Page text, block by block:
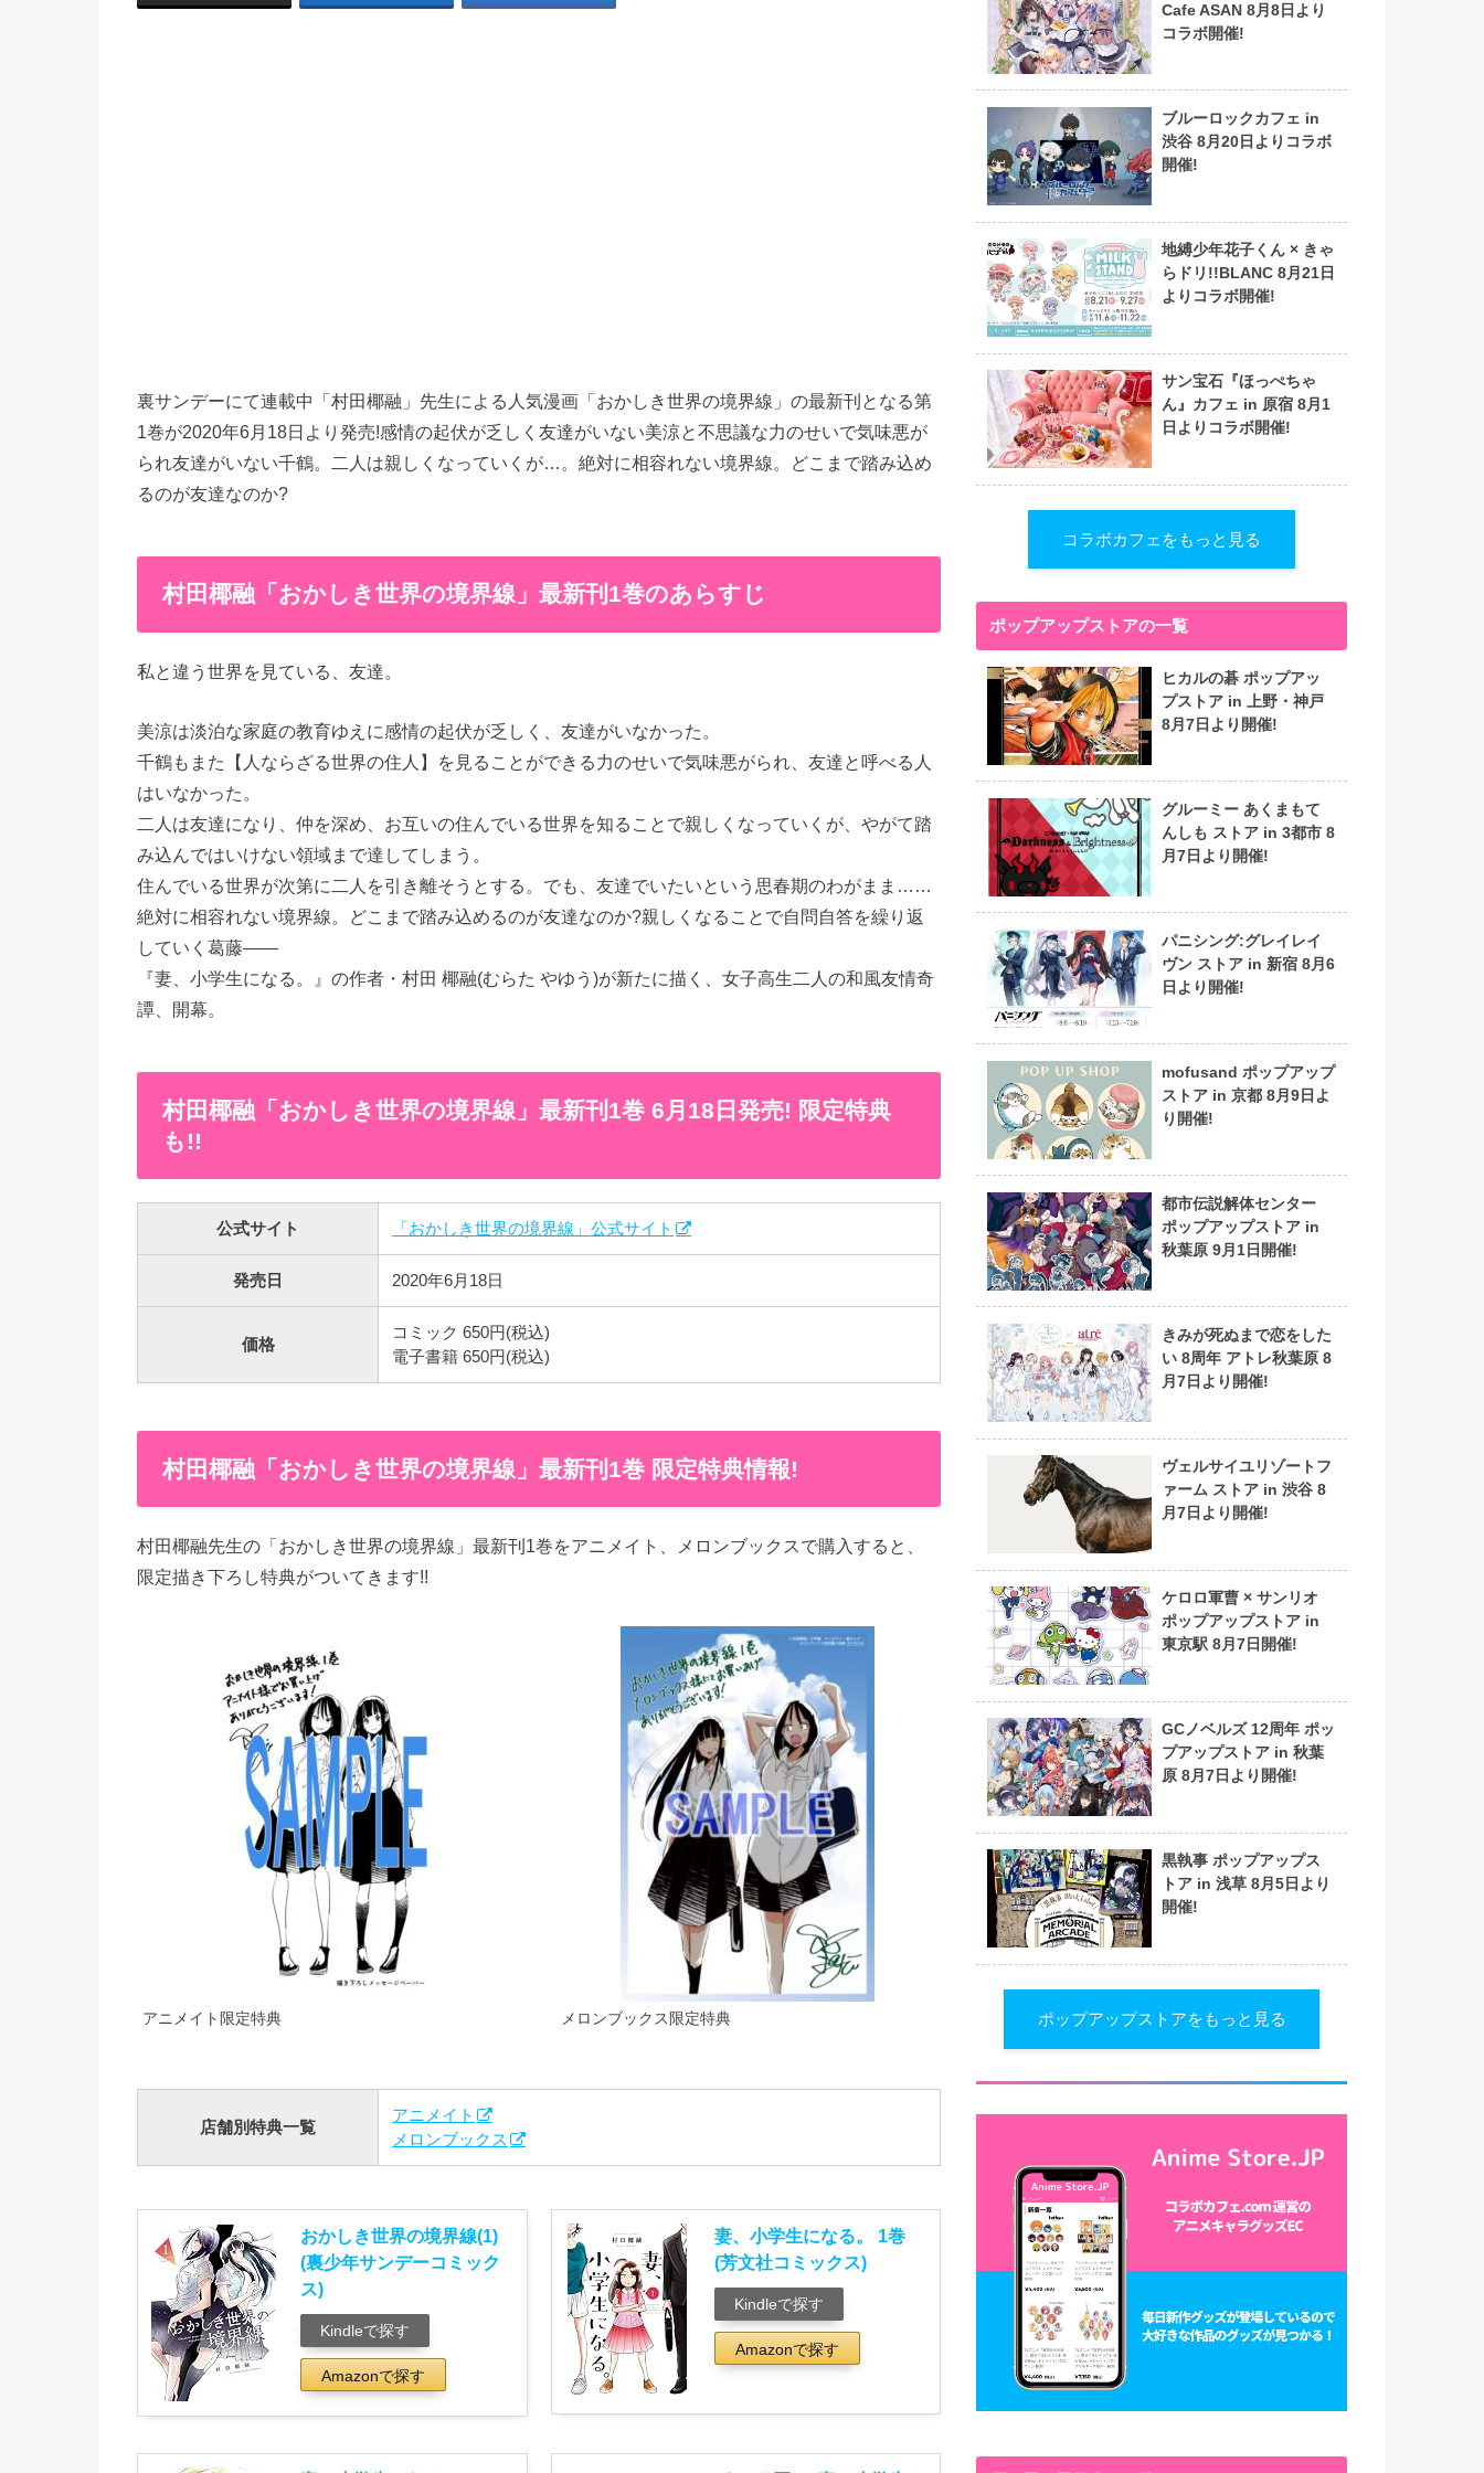
裏サンデーにて連載中「村田椰融」先生による人気漫画「おかしき世界の境界線」の最新刊となる第
1巻が2020年6月18日より発売!感情の起伏が乏しく友達がいない美涼と不思議な力のせいで気味悪が
られ友達がいない千鶴。二人は親しくなっていくが…。絶対に相容れない境界線。どこまで踏み込め
るのが友達なのか?
村田椰融「おかしき世界の境界線」最新刊1巻のあらすじ
私と違う世界を見ている、友達。
美涼は淡泊な家庭の教育ゆえに感情の起伏が乏しく、友達がいなかった。
千鶴もまた【人ならざる世界の住人】を見ることができる力のせいで気味悪がられ、友達と呼べる人
はいなかった。
二人は友達になり、仲を深め、お互いの住んでいる世界を知ることで親しくなっていくが、やがて踏
み込んではいけない領域まで達してしまう。
住んでいる世界が次第に二人を引き離そうとする。でも、友達でいたいという思春期のわがまま……
絶対に相容れない境界線。どこまで踏み込めるのが友達なのか?親しくなることで自問自答を繰り返
していく葛藤――
『妻、小学生になる。』の作者・村田 椰融(むらた やゆう)が新たに描く、女子高生二人の和風友情奇
譚、開幕。
村田椰融「おかしき世界の境界線」最新刊1巻 6月18日発売! 限定特典
も!!
公式サイト 「おかしき世界の境界線」公式サイト
発売日 2020年6月18日
価格
コミック 650円(税込)
電子書籍 650円(税込)
村田椰融「おかしき世界の境界線」最新刊1巻 限定特典情報!
村田椰融先生の「おかしき世界の境界線」最新刊1巻をアニメイト、メロンブックスで購入すると、
限定描き下ろし特典がついてきます!!
アニメイト限定特典 メロンブックス限定特典
店舗別特典一覧
アニメイト
メロンブックス
おかしき世界の境界線(1)
(裏少年サンデーコミック
ス)
Kindleで探す
Amazonで探す
妻、小学生になる。 1巻
(芳文社コミックス)
Kindleで探す
Amazonで探す
Cafe ASAN 8月8日より
コラボ開催!
ブルーロックカフェ in
渋谷 8月20日よりコラボ
開催!
地縛少年花子くん × きゃ
らドリ!!BLANC 8月21日
よりコラボ開催!
サン宝石『ほっぺちゃ
ん』カフェ in 原宿 8月1
日よりコラボ開催!
コラボカフェをもっと見る
ポップアップストアの一覧
ヒカルの碁 ポップアッ
プストア in 上野・神戸
8月7日より開催!
グルーミー あくまもて
んしも ストア in 3都市 8
月7日より開催!
パニシング:グレイレイ
ヴン ストア in 新宿 8月6
日より開催!
mofusand ポップアップ
ストア in 京都 8月9日よ
り開催!
都市伝説解体センター
ポップアップストア in
秋葉原 9月1日開催!
きみが死ぬまで恋をした
い 8周年 アトレ秋葉原 8
月7日より開催!
ヴェルサイユリゾートフ
ァーム ストア in 渋谷 8
月7日より開催!
ケロロ軍曹 × サンリオ
ポップアップストア in
東京駅 8月7日開催!
GCノベルズ 12周年 ポッ
プアップストア in 秋葉
原 8月7日より開催!
黒執事 ポップアップス
トア in 浅草 8月5日より
開催!
ポップアップストアをもっと見る